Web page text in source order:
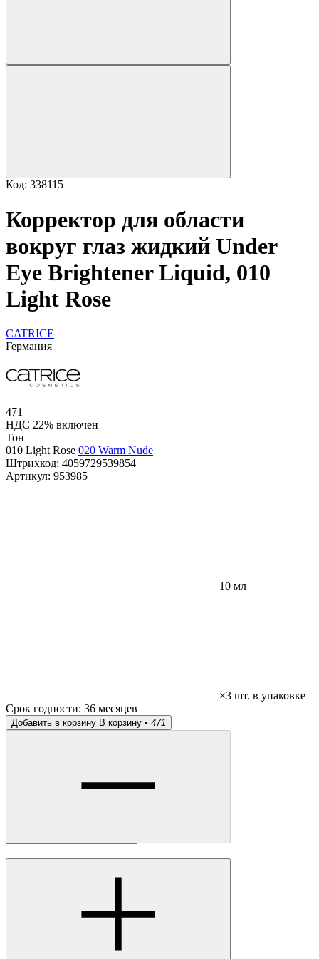
Код: 338115
Корректор для области
вокруг глаз жидкий Under
Eye Brightener Liquid, 010
Light Rose
CATRICE
Германия
471
НДС 22% включен
Тон
010 Light Rose 020 Warm Nude
Штрихкод: 4059729539854
Артикул: 953985
10 мл
×3 шт. в упаковке
Срок годности: 36 месяцев
Добавить в корзину В корзину • 471